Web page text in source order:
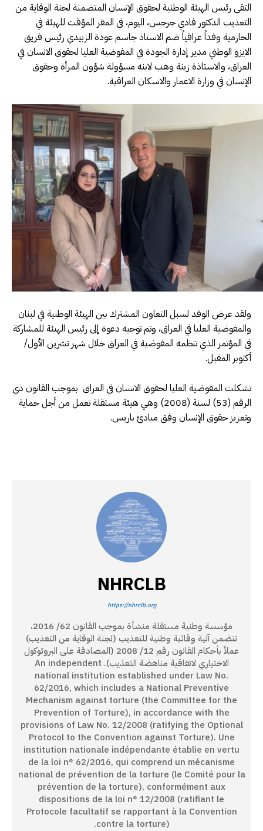
التقى رئيس الهيئة الوطنية لحقوق الإنسان المتضمنة لجنة الوقاية من
التعذيب الدكتور فادي جرجس، اليوم، في المقر المؤقت للهيئة في
الحازمية وفداً عراقياً ضم الاستاذ جاسم عودة الزبيدي رئيس فريق
الايزو الوطني مدير إدارة الجودة في المفوضية العليا لحقوق الانسان في
العراق، والاستاذة زينة وهب لابنه مسؤولة شؤون المرأة وحقوق
الإنسان في وزارة الاعمار والاسكان العراقية.
ولقد عرض الوفد لسبل التعاون المشترك بين الهيئة الوطنية في لبنان
والمفوضية العليا في العراق، وتم توجيه دعوة إلى رئيس الهيئة للمشاركة
في المؤتمر الذي تنظمه المفوضية في العراق خلال شهر تشرين الأول/
أكتوبر المقبل.
تشكلت المفوضية العليا لحقوق الانسان في العراق بموجب القانون ذي
الرقم (53) لسنة (2008) وهي هيئة مستقلة تعمل من أجل حماية
وتعزيز حقوق الإنسان وفق مبادئ باريس.
NHRCLB
https://nhrclb.org
مؤسسة وطنية مستقلة منشأة بموجب القانون 62/ 2016،
تتضمن آلية وقائية وطنية للتعذيب (لجنة الوقاية من التعذيب)
عملاً بأحكام القانون رقم 12/ 2008 (المصادقة على البروتوكول
الاختياري لاتفاقية مناهضة التعذيب). An independent
national institution established under Law No.
62/2016, which includes a National Preventive
Mechanism against torture (the Committee for the
Prevention of Torture), in accordance with the
provisions of Law No. 12/2008 (ratifying the Optional
Protocol to the Convention against Torture). Une
institution nationale indépendante établie en vertu
de la loi n° 62/2016, qui comprend un mécanisme
national de prévention de la torture (le Comité pour la
prévention de la torture), conformément aux
dispositions de la loi n° 12/2008 (ratifiant le
Protocole facultatif se rapportant à la Convention
contre la torture).